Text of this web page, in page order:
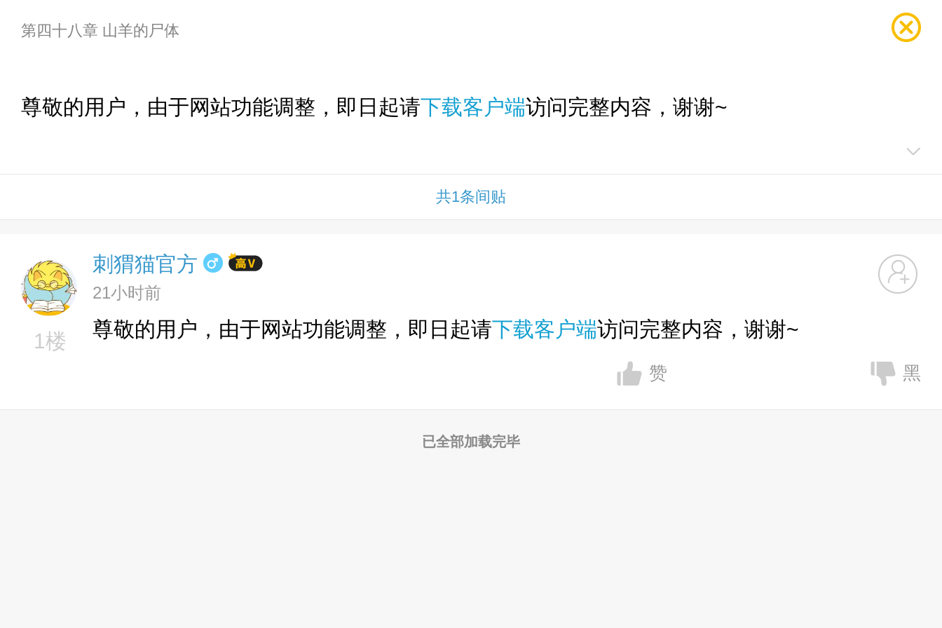
第四十八章 山羊的尸体
尊敬的用户，由于网站功能调整，即日起请下载客户端访问完整内容，谢谢~
共1条间贴
1楼
刺猬猫官方
21小时前
尊敬的用户，由于网站功能调整，即日起请下载客户端访问完整内容，谢谢~
赞 黑
已全部加载完毕